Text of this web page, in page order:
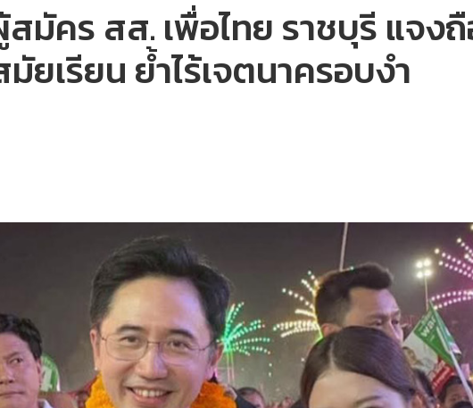
สมัคร สส. เพื่อไทย ราชบุรี แจง
ยเรียน ย้ำไร้เจตนาครอบงำ